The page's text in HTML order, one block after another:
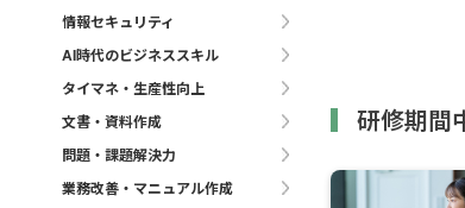
情報セキュリティ
AI時代のビジネススキル
タイマネ・生産性向上
文書・資料作成
問題・課題解決力
業務改善・マニュアル作成
研修期間